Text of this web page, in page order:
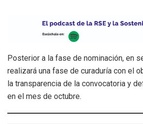
Posterior a la fase de nominación, en
realizará una fase de curaduría con el
la transparencia de la convocatoria y
en el mes de octubre.